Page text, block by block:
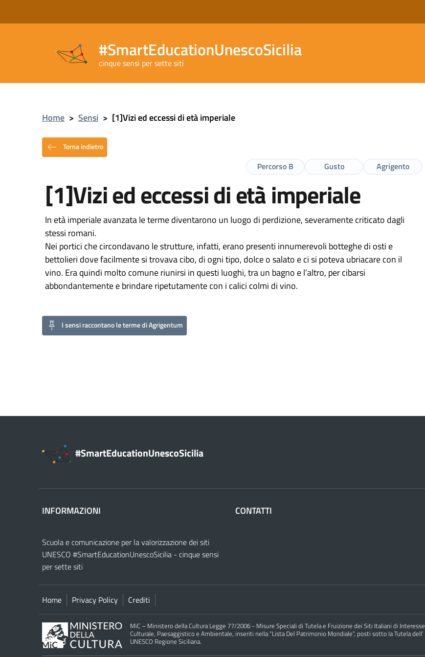
#SmartEducationUnescoSicilia
cinque sensi per sette siti
Home > Sensi > [1]Vizi ed eccessi di età imperiale
Torna indietro
Agrigento
Gusto
Percorso B
[1]Vizi ed eccessi di età imperiale
In età imperiale avanzata le terme diventarono un luogo di perdizione, severamente criticato dagli
stessi romani.
Nei portici che circondavano le strutture, infatti, erano presenti innumerevoli botteghe di osti e
bettolieri dove facilmente si trovava cibo, di ogni tipo, dolce o salato e ci si poteva ubriacare con il
vino. Era quindi molto comune riunirsi in questi luoghi, tra un bagno e l’altro, per cibarsi
abbondantemente e brindare ripetutamente con i calici colmi di vino.
I sensi raccontano le terme di Agrigentum
#SmartEducationUnescoSicilia
INFORMAZIONI
Scuola e comunicazione per la valorizzazione dei siti
UNESCO #SmartEducationUnescoSicilia - cinque sensi
per sette siti
CONTATTI
Home Privacy Policy Crediti
MiC – Ministero della Cultura Legge 77/2006 - Misure Speciali di Tutela e Fruizione dei Siti Italiani di Interesse
Culturale, Paesaggistico e Ambientale, inseriti nella “Lista Del Patrimonio Mondiale”, posti sotto la Tutela dell’
UNESCO Regione Siciliana.